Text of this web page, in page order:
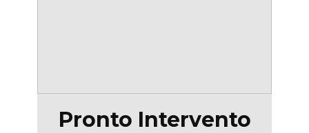
Pronto Intervento